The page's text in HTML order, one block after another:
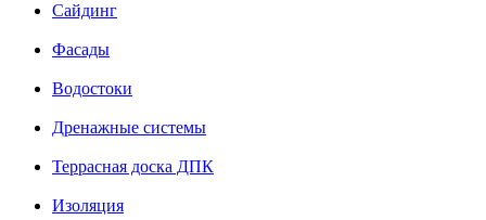
Сайдинг
Фасады
Водостоки
Дренажные системы
Террасная доска ДПК
Изоляция